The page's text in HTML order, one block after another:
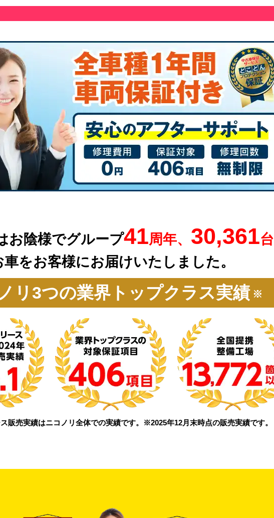
お陰様でグループ41周年、 30,361台
車をお客様にお届けいたしました。
リ3つの業界トップクラス実績 ※
販売実績はニコノリ全体での実績です。※2025年12月末時点の販売実績です。